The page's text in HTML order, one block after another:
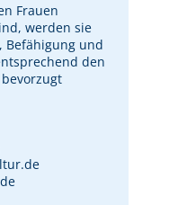
Frauen
werden sie
Befähigung und
den
bevorzugt